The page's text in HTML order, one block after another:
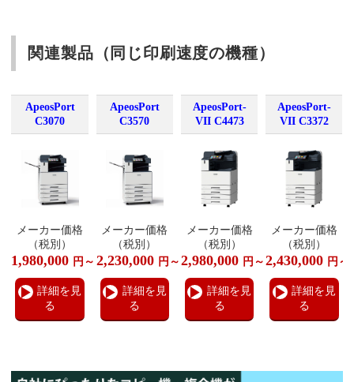
関連製品（同じ印刷速度の機種）
ApeosPort
C3070
メーカー価格
（税別）
1,980,000 円～
詳細を見
る
ApeosPort
C3570
メーカー価格
（税別）
2,230,000 円～
詳細を見
る
ApeosPort-
VII C4473
メーカー価格
（税別）
2,980,000 円～
詳細を見
る
ApeosPort-
VII C3372
メーカー価格
（税別）
2,430,000 円～
詳細を見
る